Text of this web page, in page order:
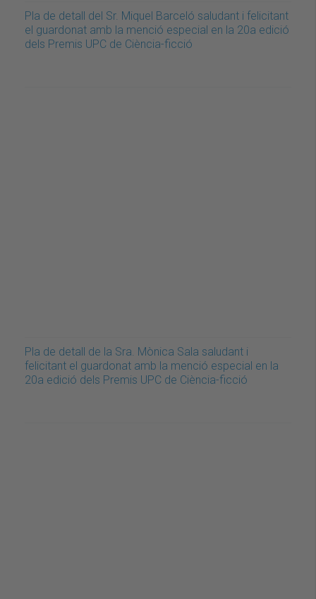
Pla de detall del Sr. Miquel Barceló saludant i felicitant
el guardonat amb la menció especial en la 20a edició
dels Premis UPC de Ciència-ficció
Pla de detall de la Sra. Mònica Sala saludant i
felicitant el guardonat amb la menció especial en la
20a edició dels Premis UPC de Ciència-ficció